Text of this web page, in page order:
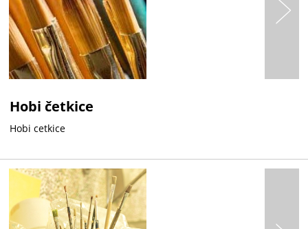
Hobi četkice
Hobi cetkice